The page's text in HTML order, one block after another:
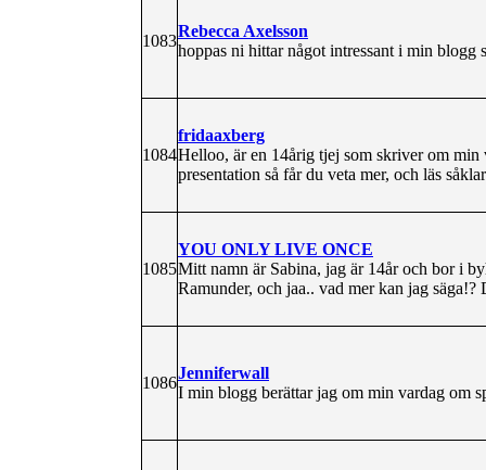
1083
Rebecca Axelsson
hoppas ni hittar något intressant i min blogg
1084
fridaaxberg
Helloo, är en 14årig tjej som skriver om
presentation så får du veta mer, och läs
1085
YOU ONLY LIVE ONCE
Mitt namn är Sabina, jag är 14år och bor i
Ramunder, och jaa.. vad mer kan jag säga!?
1086
Jenniferwall
I min blogg berättar jag om min vardag om